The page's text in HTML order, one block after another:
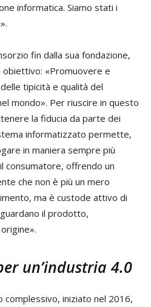
informatica. Siamo stati i
fin dalla sua fondazione,
obiettivo: «Promuovere e
tipicità e qualità del
mondo». Per riuscire in questo
la fiducia da parte dei
informatizzato permette,
in maniera sempre più
consumatore, offrendo un
che non è più un mero
ma è custode attivo di
il prodotto,
un’industria 4.0
complessivo, iniziato nel 2016,